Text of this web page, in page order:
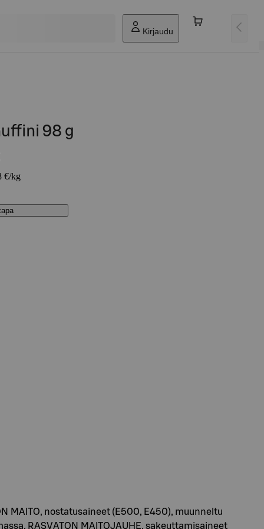
Kirjaudu
98 g
€/kg
MAITO, nostatusaineet (E500, E450), muunneltu
RASVATON MAITOJAUHE, sakeuttamisaineet